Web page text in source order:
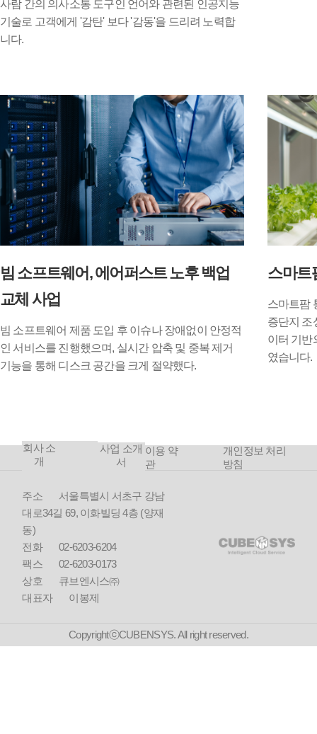
사람 간의 의사소통 도구인 언어와 관련된 인공지능
기술로 고객에게 '감탄' 보다 '감동'을 드리려 노력합
니다.
빔 소프트웨어, 에어퍼스트 노후 백업
교체 사업
빔 소프트웨어 제품 도입 후 이슈나 장애없이 안정적
인 서비스를 진행했으며, 실시간 압축 및 중복 제거
기능을 통해 디스크 공간을 크게 절약했다.
스마트
스마트팜
증단지 조
이터 기반
였습니다.
회사 소
개
사업 소개
서
이용 약
관
개인정보 처리
방침
주소
서울특별시 서초구 강남
대로34길 69, 이화빌딩 4층 (양재
동)
전화
02-6203-6204
팩스
02-6203-0173
상호
큐브엔시스㈜
대표자
이봉제
CopyrightⓒCUBENSYS. All right reserved.